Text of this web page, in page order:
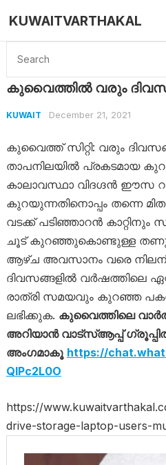
KUWAITVARTHAKAL
Home Kuwait കുവൈത്തില്‍
കുവൈത്തില്‍ വരും
KUWAIT December 21, 2021
കുവൈത്ത് സിറ്റി: വരും
താപനിലയില്‍ പ്രകടമായ
കാലാവസ്ഥാ വിദഗ്ദന്‍ ഈസ
കുറയുന്നതിനൊപ്പം തന്നെ
വടക്ക് പടിഞ്ഞാറന്‍
ചൂട് കുറഞ്ഞുകൊണ്ടുള്ള
ആഴ്ച അവസാനം വരെ
ദിവസങ്ങളില്‍ വര്‍ഷത്തിലെ
രാത്രി സമയവും കുറഞ്ഞ
ലഭിക്കുക. കുവൈത്തിലെ
അറിയാൻ വാട്സ്ആപ്പ്
അംഗമാകൂ https://
QIPc2L0O
https://
drive-storage-laptop-users-